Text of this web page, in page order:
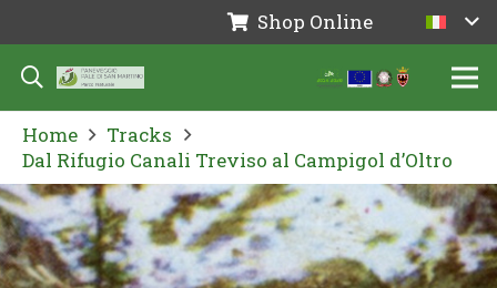
Shop Online
Home
Tracks
Dal Rifugio Canali Treviso al Campigol d’Oltro